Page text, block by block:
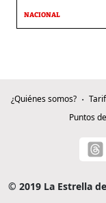
NACIONAL
¿Quiénes somos?
Puntos
© 2019 La Estrella